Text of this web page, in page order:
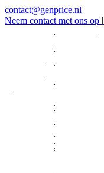
contact@genprice.nl
Neem contact met ons op |